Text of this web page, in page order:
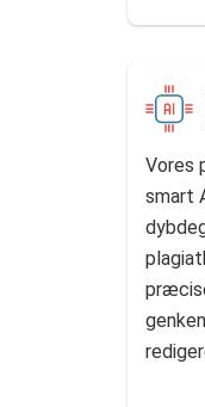
Vores
smart